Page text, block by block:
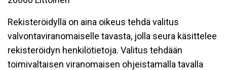
Rekisteröidyllä on aina oikeus tehdä valitus
valvontaviranomaiselle tavasta, jolla seura käsittelee
rekisteröidyn henkilötietoja. Valitus tehdään
toimivaltaisen viranomaisen ohjeistamalla tavalla